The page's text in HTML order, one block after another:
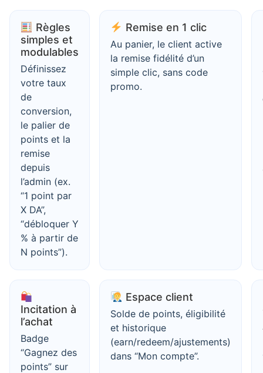
Règles
simples et
modulables
Définissez
votre taux
de
conversion,
le palier de
points et la
remise
depuis
l’admin (ex.
“1 point par
X DA”,
“débloquer Y
% à partir de
N points”).
Remise en 1 clic
Au panier, le client active
la remise fidélité d’un
simple clic, sans code
promo.
Incitation à
l’achat
Badge
“Gagnez des
points” sur
Espace client
Solde de points, éligibilité
et historique
(earn/redeem/ajustements)
dans “Mon compte”.